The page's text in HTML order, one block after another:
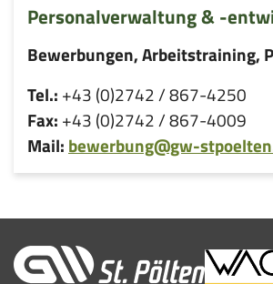
Personalverwaltung & -
Bewerbungen, Arbeitstraining,
Tel.: +43 (0)2742 / 867-4250
Fax: +43 (0)2742 / 867-4009
Mail: bewerbung@gw-